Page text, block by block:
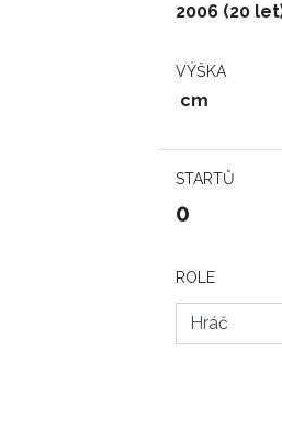
2006 (20
VÝŠKA
cm
STARTŮ
0
ROLE